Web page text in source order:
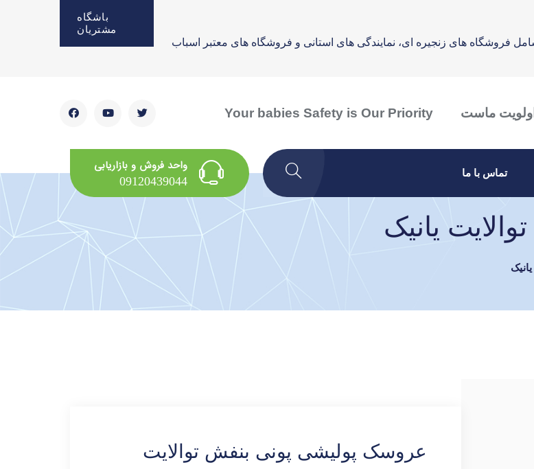
فروشگاه های زنجیره ای، نمایندگی های استانی و فروشگاه های معتبر اسباب
باشگاه
مشتریان
ماست Your babies Safety is Our Priority
تماس با ما واحد فروش و بازاریابی
09120439044
یانیک
عروسک پولیشی پونی بنفش توالایت